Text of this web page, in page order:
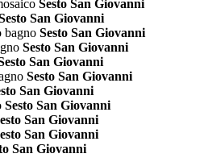
Sesto San Giovanni
San Giovanni
bagno Sesto San Giovanni
Sesto San Giovanni
San Giovanni
Sesto San Giovanni
San Giovanni
Sesto San Giovanni
San Giovanni
San Giovanni
San Giovanni